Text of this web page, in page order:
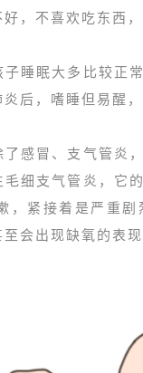
，不喜欢吃东西
睡眠大多比较正
后，嗜睡但易醒
感冒、支气管炎
细支气管炎，它
，紧接着是严重
会出现缺氧的表